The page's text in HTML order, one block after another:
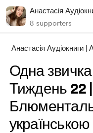
Анастасія
8 supporters
Анастасія Аудіокниги |
Одна
Тиждень 22
Блюменталь
українською